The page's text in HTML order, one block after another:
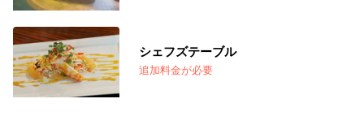
シェフズテーブル
追加料金が必要